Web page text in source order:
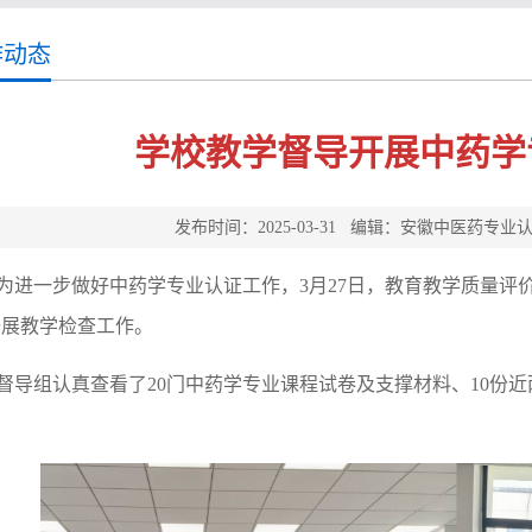
态
学校教学督导开展中药
发布时间：2025-03-31 编辑：安徽中医药
进一步做好中药学专业认证工作，3月27日， 教育教学质量评
教学检查工作。
导组认真查看了20门中药学专业课程试卷及支撑材料、10份